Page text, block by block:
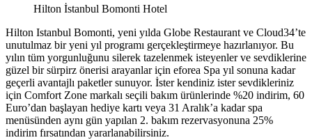
Hilton İstanbul Bomonti Hotel
Hilton Istanbul Bomonti, yeni yılda Globe Restaurant ve Cloud34’te
unutulmaz bir yeni yıl programı gerçekleştirmeye hazırlanıyor. Bu
yılın tüm yorgunluğunu silerek tazelenmek isteyenler ve sevdiklerine
güzel bir sürpirz önerisi arayanlar için eforea Spa yıl sonuna kadar
geçerli avantajlı paketler sunuyor. İster kendiniz ister sevdikleriniz
için Comfort Zone markalı seçili bakım ürünlerinde %20 indirim, 60
Euro’dan başlayan hediye kartı veya 31 Aralık’a kadar spa
menüsünden aynı gün yapılan 2. bakım rezervasyonuna 25%
indirim fırsatından yararlanabilirsiniz.